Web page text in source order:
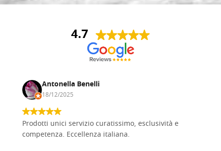
4.7
Antonella Benelli
18/12/2025
Prodotti unici servizio curatissimo, esclusività e
competenza. Eccellenza italiana.